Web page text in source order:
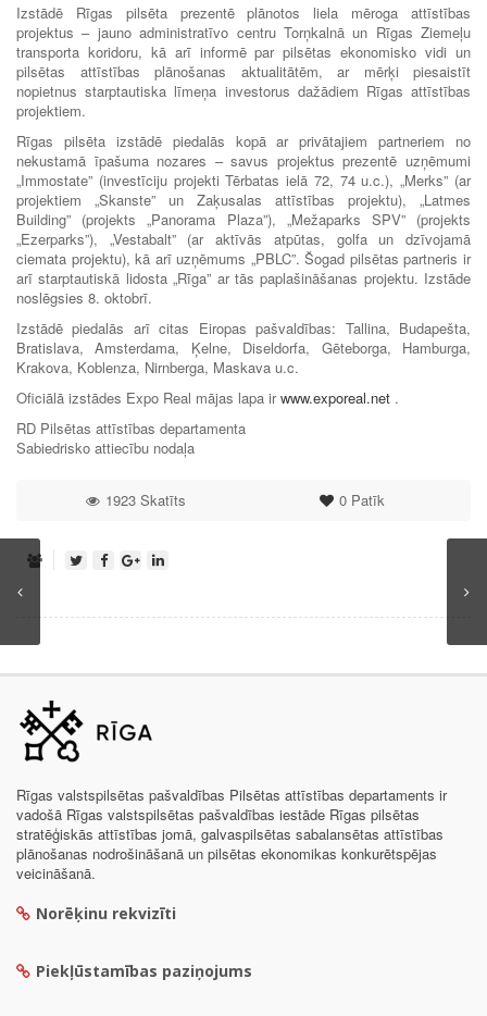
Izstādē Rīgas pilsēta prezentē plānotos liela mēroga attīstības
projektus – jauno administratīvo centru Torņkalnā un Rīgas Ziemeļu
transporta koridoru, kā arī informē par pilsētas ekonomisko vidi un
pilsētas attīstības plānošanas aktualitātēm, ar mērķi piesaistīt
nopietnus starptautiska līmeņa investorus dažādiem Rīgas attīstības
projektiem.
Rīgas pilsēta izstādē piedalās kopā ar privātajiem partneriem no
nekustamā īpašuma nozares – savus projektus prezentē uzņēmumi
„Immostate” (investīciju projekti Tērbatas ielā 72, 74 u.c.), „Merks” (ar
projektiem „Skanste” un Zaķusalas attīstības projektu), „Latmes
Building” (projekts „Panorama Plaza”), „Mežaparks SPV” (projekts
„Ezerparks”), „Vestabalt” (ar aktīvās atpūtas, golfa un dzīvojamā
ciemata projektu), kā arī uzņēmums „PBLC”. Šogad pilsētas partneris ir
arī starptautiskā lidosta „Rīga” ar tās paplašināšanas projektu. Izstāde
noslēgsies 8. oktobrī.
Izstādē piedalās arī citas Eiropas pašvaldības: Tallina, Budapešta,
Bratislava, Amsterdama, Ķelne, Diseldorfa, Gēteborga, Hamburga,
Krakova, Koblenza, Nirnberga, Maskava u.c.
Oficiālā izstādes Expo Real mājas lapa irwww.exporeal.net .
RD Pilsētas attīstības departamenta
Sabiedrisko attiecību nodaļa
0Patīk
1923 Skatīts
Rīgas valstspilsētas pašvaldības Pilsētas attīstības departaments ir
vadošā Rīgas valstspilsētas pašvaldības iestāde Rīgas pilsētas
stratēģiskās attīstības jomā, galvaspilsētas sabalansētas attīstības
plānošanas nodrošināšanā un pilsētas ekonomikas konkurētspējas
veicināšanā.
Norēķinu rekvizīti
Piekļūstamības paziņojums